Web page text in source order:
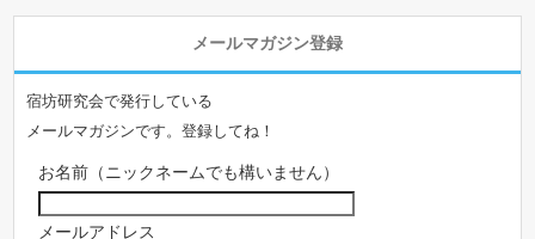
メールマガジン登録
宿坊研究会で発行している
メールマガジンです。登録してね！
お名前（ニックネームでも構いません）
メールアドレス